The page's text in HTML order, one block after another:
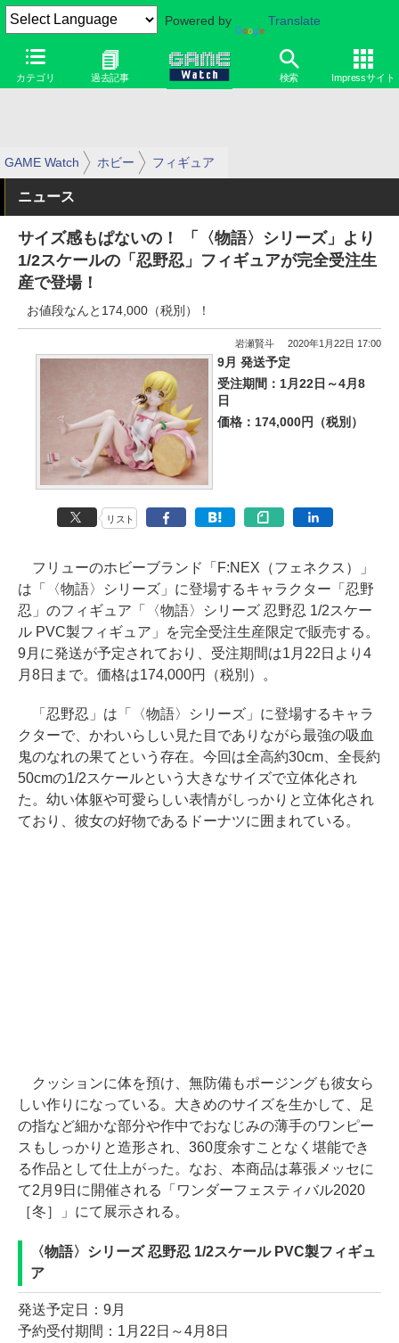
Powered by Translate
カテゴリ 過去記事 検索 Impressサイト
GAME Watch ホビー フィギュア
ニュース
サイズ感もぱないの！ 「〈物語〉シリーズ」より
1/2スケールの「忍野忍」フィギュアが完全受注生
産で登場！
お値段なんと174,000（税別）！
岩瀬賢斗 2020年1月22日 17:00
9月 発送予定
受注期間：1月22日～4月8
日
価格：174,000円（税別）
リスト
フリューのホビーブランド「F:NEX（フェネクス）」
は「〈物語〉シリーズ」に登場するキャラクター「忍野
忍」のフィギュア「〈物語〉シリーズ 忍野忍 1/2スケー
ル PVC製フィギュア」を完全受注生産限定で販売する。
9月に発送が予定されており、受注期間は1月22日より4
月8日まで。価格は174,000円（税別）。
「忍野忍」は「〈物語〉シリーズ」に登場するキャラ
クターで、かわいらしい見た目でありながら最強の吸血
鬼のなれの果てという存在。今回は全高約30cm、全長約
50cmの1/2スケールという大きなサイズで立体化され
た。幼い体躯や可愛らしい表情がしっかりと立体化され
ており、彼女の好物であるドーナツに囲まれている。
クッションに体を預け、無防備もポージングも彼女ら
しい作りになっている。大きめのサイズを生かして、足
の指など細かな部分や作中でおなじみの薄手のワンピー
スもしっかりと造形され、360度余すことなく堪能でき
る作品として仕上がった。なお、本商品は幕張メッセに
て2月9日に開催される「ワンダーフェスティバル2020
［冬］」にて展示される。
〈物語〉シリーズ 忍野忍 1/2スケール PVC製フィギュ
ア
発送予定日：9月
予約受付期間：1月22日～4月8日